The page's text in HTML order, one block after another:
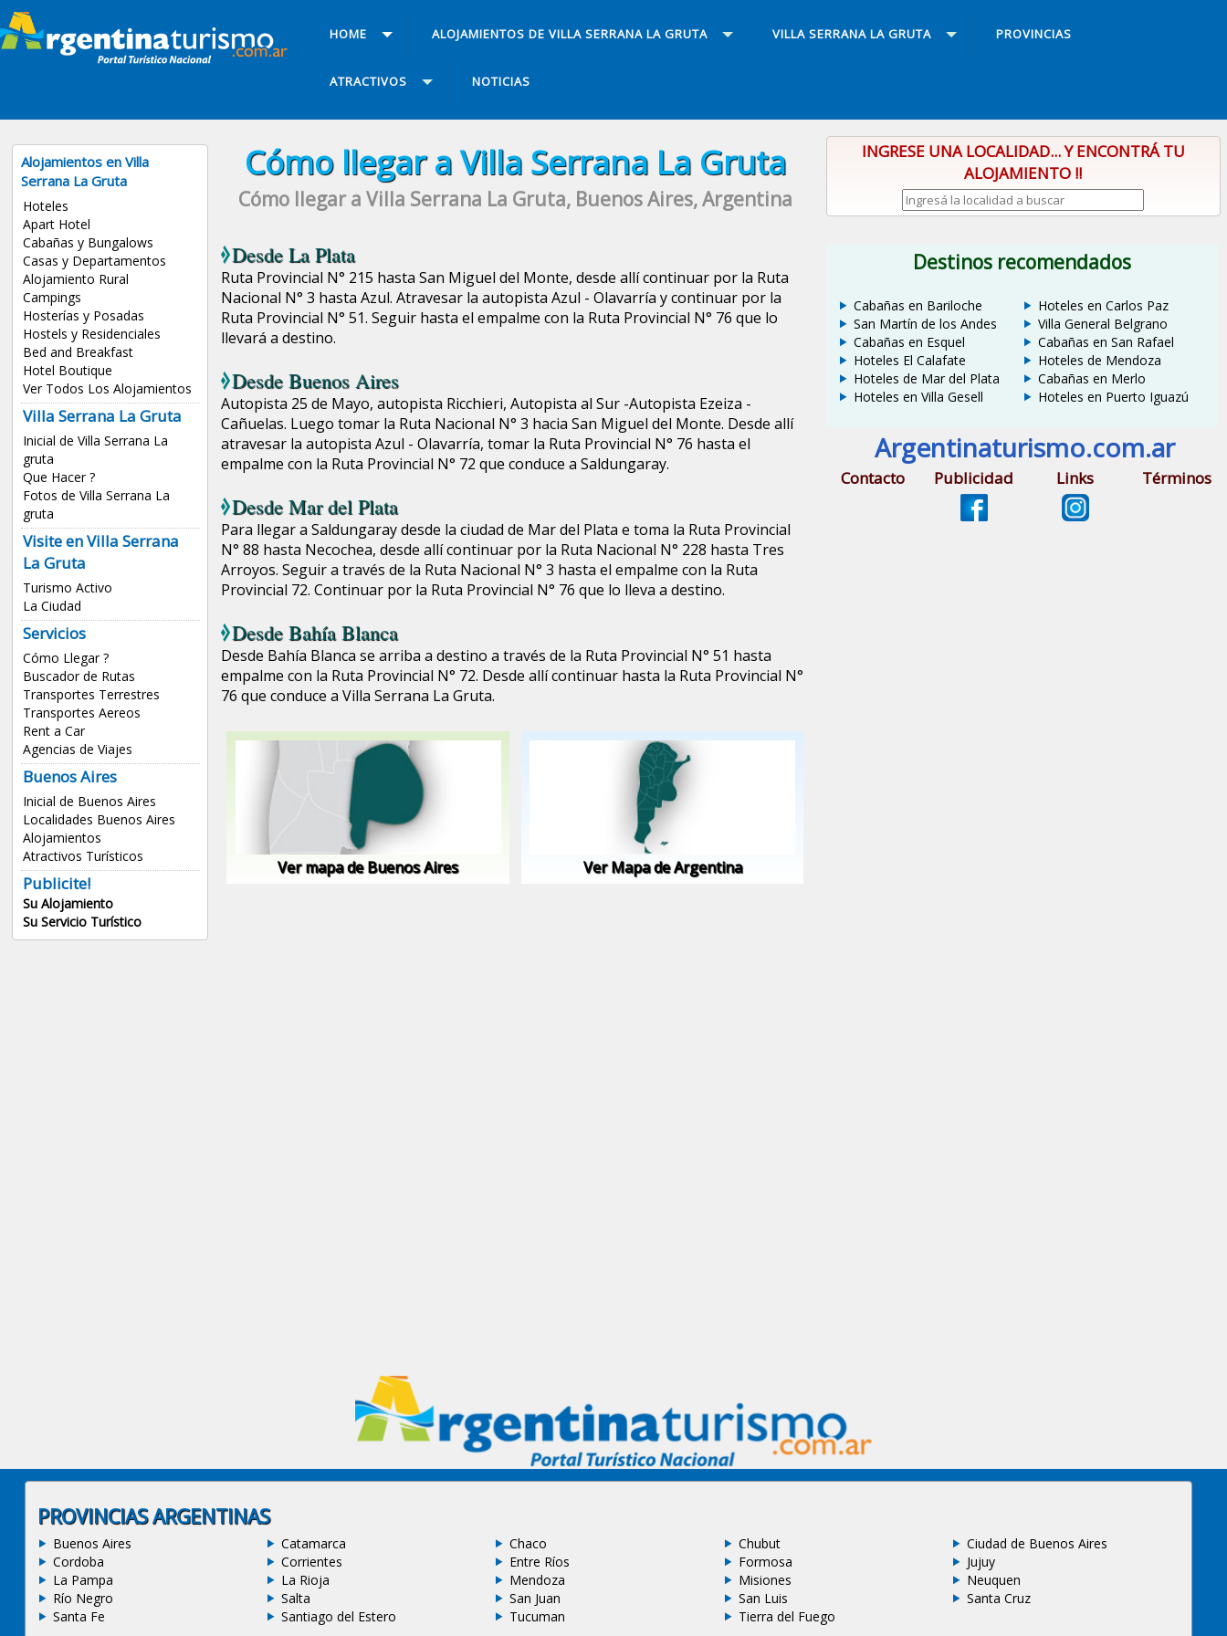
HOME ALOJAMIENTOS DE VILLA SERRANA LA GRUTA VILLA SERRANA LA GRUTA PROVINCIAS
ATRACTIVOS NOTICIAS
Alojamientos en Villa
Serrana La Gruta
Hoteles
Apart Hotel
Cabañas y Bungalows
Casas y Departamentos
Alojamiento Rural
Campings
Hosterías y Posadas
Hostels y Residenciales
Bed and Breakfast
Hotel Boutique
Ver Todos Los Alojamientos
Villa Serrana La Gruta
Inicial de Villa Serrana La
gruta
Que Hacer ?
Fotos de Villa Serrana La
gruta
Visite en Villa Serrana
La Gruta
Turismo Activo
La Ciudad
Servicios
Cómo Llegar ?
Buscador de Rutas
Transportes Terrestres
Transportes Aereos
Rent a Car
Agencias de Viajes
Buenos Aires
Inicial de Buenos Aires
Localidades Buenos Aires
Alojamientos
Atractivos Turísticos
Publicite!
Su Alojamiento
Su Servicio Turístico
Cómo llegar a Villa Serrana La Gruta
Cómo llegar a Villa Serrana La Gruta, Buenos Aires, Argentina
Desde La Plata
Ruta Provincial N° 215 hasta San Miguel del Monte, desde allí continuar por la Ruta
Nacional N° 3 hasta Azul. Atravesar la autopista Azul - Olavarría y continuar por la
Ruta Provincial N° 51. Seguir hasta el empalme con la Ruta Provincial N° 76 que lo
llevará a destino.
Desde Buenos Aires
Autopista 25 de Mayo, autopista Ricchieri, Autopista al Sur -Autopista Ezeiza -
Cañuelas. Luego tomar la Ruta Nacional N° 3 hacia San Miguel del Monte. Desde allí
atravesar la autopista Azul - Olavarría, tomar la Ruta Provincial N° 76 hasta el
empalme con la Ruta Provincial N° 72 que conduce a Saldungaray.
Desde Mar del Plata
Para llegar a Saldungaray desde la ciudad de Mar del Plata e toma la Ruta Provincial
N° 88 hasta Necochea, desde allí continuar por la Ruta Nacional N° 228 hasta Tres
Arroyos. Seguir a través de la Ruta Nacional N° 3 hasta el empalme con la Ruta
Provincial 72. Continuar por la Ruta Provincial N° 76 que lo lleva a destino.
Desde Bahía Blanca
Desde Bahía Blanca se arriba a destino a través de la Ruta Provincial N° 51 hasta
empalme con la Ruta Provincial N° 72. Desde allí continuar hasta la Ruta Provincial N°
76 que conduce a Villa Serrana La Gruta.
Ver mapa de Buenos Aires Ver Mapa de Argentina
INGRESE UNA LOCALIDAD... Y ENCONTRÁ TU
ALOJAMIENTO !!
Destinos recomendados
Cabañas en Bariloche
San Martín de los Andes
Cabañas en Esquel
Hoteles El Calafate
Hoteles de Mar del Plata
Hoteles en Villa Gesell
Hoteles en Carlos Paz
Villa General Belgrano
Cabañas en San Rafael
Hoteles de Mendoza
Cabañas en Merlo
Hoteles en Puerto Iguazú
Argentinaturismo.com.ar
Contacto Publicidad Links Términos
PROVINCIAS ARGENTINAS
Buenos Aires Catamarca Chaco Chubut
Ciudad de Buenos Aires
Cordoba
Corrientes Entre Ríos Formosa
Jujuy
La Pampa
La Rioja Mendoza Misiones
Neuquen
Río Negro
Salta San Juan San Luis
Santa Cruz
Santa Fe
Santiago del Estero Tucuman Tierra del Fuego